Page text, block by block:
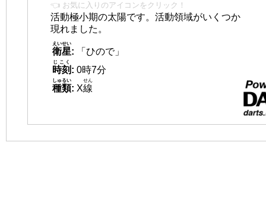
👈 お気に入りのアイコンをクリック！
活動極小期の太陽です。活動領域がいくつか
現れました。
衛星
えいせい
:
「ひので」
時刻
じこく
: 0時7分
種類
しゅるい
: X線
せん